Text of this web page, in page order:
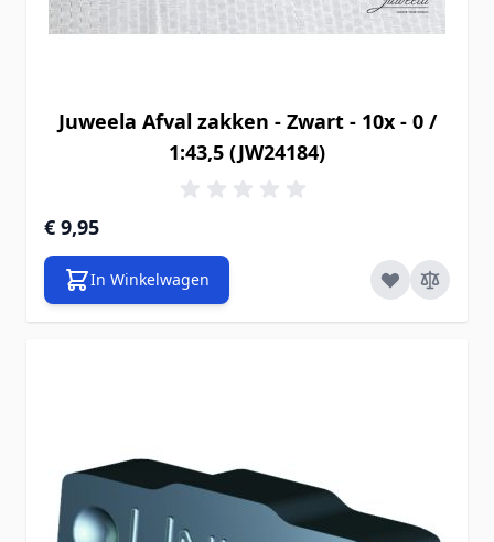
Juweela Afval zakken - Zwart - 10x - 0 /
1:43,5 (JW24184)
€ 9,95
In Winkelwagen